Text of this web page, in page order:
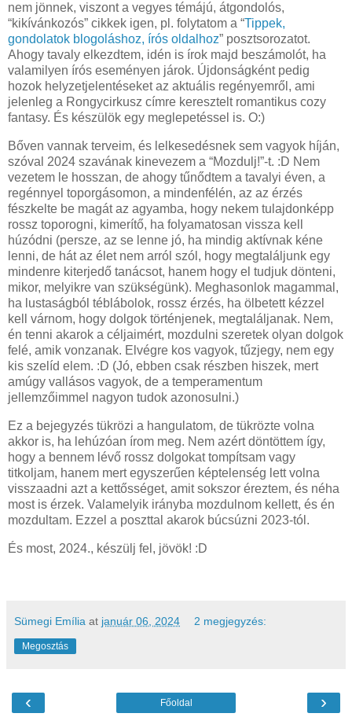
nem jönnek, viszont a vegyes témájú, átgondolós,
“kikívánkozós” cikkek igen, pl. folytatom a “Tippek,
gondolatok blogoláshoz, írós oldalhoz” posztsorozatot.
Ahogy tavaly elkezdtem, idén is írok majd beszámolót, ha
valamilyen írós eseményen járok. Újdonságként pedig
hozok helyzetjelentéseket az aktuális regényemről, ami
jelenleg a Rongycirkusz címre keresztelt romantikus cozy
fantasy. És készülök egy meglepetéssel is. O:)
Bőven vannak terveim, és lelkesedésnek sem vagyok híján,
szóval 2024 szavának kinevezem a “Mozdulj!”-t. :D Nem
vezetem le hosszan, de ahogy tűnődtem a tavalyi éven, a
regénnyel toporgásomon, a mindenfélén, az az érzés
fészkelte be magát az agyamba, hogy nekem tulajdonképp
rossz toporogni, kimerítő, ha folyamatosan vissza kell
húzódni (persze, az se lenne jó, ha mindig aktívnak kéne
lenni, de hát az élet nem arról szól, hogy megtaláljunk egy
mindenre kiterjedő tanácsot, hanem hogy el tudjuk dönteni,
mikor, melyikre van szükségünk). Meghasonlok magammal,
ha lustaságból téblábolok, rossz érzés, ha ölbetett kézzel
kell várnom, hogy dolgok történjenek, megtaláljanak. Nem,
én tenni akarok a céljaimért, mozdulni szeretek olyan dolgok
felé, amik vonzanak. Elvégre kos vagyok, tűzjegy, nem egy
kis szelíd elem. :D (Jó, ebben csak részben hiszek, mert
amúgy vallásos vagyok, de a temperamentum
jellemzőimmel nagyon tudok azonosulni.)
Ez a bejegyzés tükrözi a hangulatom, de tükrözte volna
akkor is, ha lehúzóan írom meg. Nem azért döntöttem így,
hogy a bennem lévő rossz dolgokat tompítsam vagy
titkoljam, hanem mert egyszerűen képtelenség lett volna
visszaadni azt a kettősséget, amit sokszor éreztem, és néha
most is érzek. Valamelyik irányba mozdulnom kellett, és én
mozdultam. Ezzel a poszttal akarok búcsúzni 2023-tól.
És most, 2024., készülj fel, jövök! :D
Sümegi Emília at január 06, 2024 2 megjegyzés:
Megosztás
‹ ›
Főoldal